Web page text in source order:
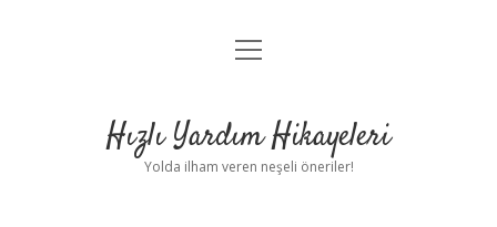
Anasayfa
Yasal Uyarı
menüyü
Hızlı Yardım Hikayeleri
Yolda ilham veren neşeli öneriler!